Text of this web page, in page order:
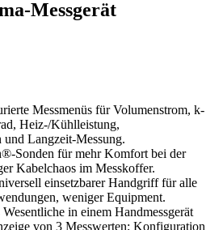
Messgerät
Messmenüs für Volumenstrom, k-
Heiz-/Kühlleistung,
Langzeit-Messung.
Sonden für mehr Komfort bei der
Kabelchaos im Messkoffer.
einsetzbarer Handgriff für alle
weniger Equipment.
in einem Handmessgerät
von 3 Messwerten; Konfiguration